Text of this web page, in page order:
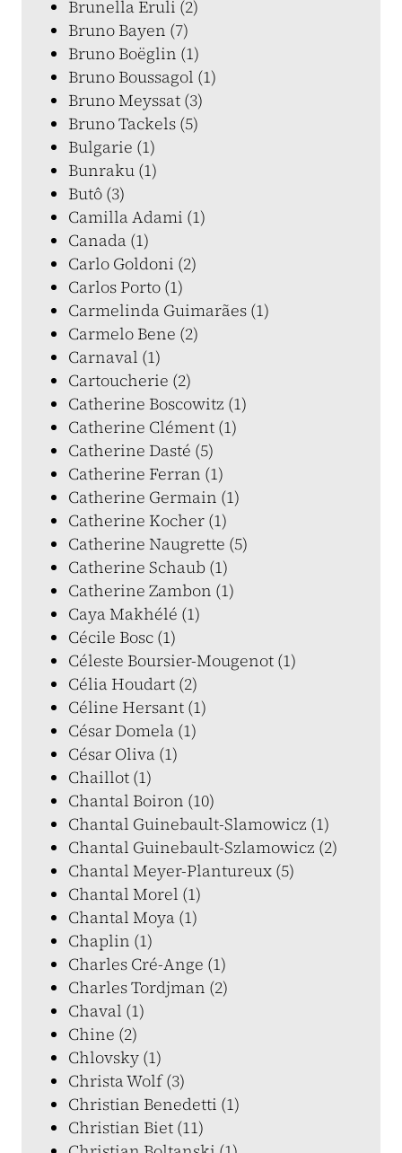
Brunella Eruli (2)
Bruno Bayen (7)
Bruno Boëglin (1)
Bruno Boussagol (1)
Bruno Meyssat (3)
Bruno Tackels (5)
Bulgarie (1)
Bunraku (1)
Butô (3)
Camilla Adami (1)
Canada (1)
Carlo Goldoni (2)
Carlos Porto (1)
Carmelinda Guimarães (1)
Carmelo Bene (2)
Carnaval (1)
Cartoucherie (2)
Catherine Boscowitz (1)
Catherine Clément (1)
Catherine Dasté (5)
Catherine Ferran (1)
Catherine Germain (1)
Catherine Kocher (1)
Catherine Naugrette (5)
Catherine Schaub (1)
Catherine Zambon (1)
Caya Makhélé (1)
Cécile Bosc (1)
Céleste Boursier-Mougenot (1)
Célia Houdart (2)
Céline Hersant (1)
César Domela (1)
César Oliva (1)
Chaillot (1)
Chantal Boiron (10)
Chantal Guinebault-Slamowicz (1)
Chantal Guinebault-Szlamowicz (2)
Chantal Meyer-Plantureux (5)
Chantal Morel (1)
Chantal Moya (1)
Chaplin (1)
Charles Cré-Ange (1)
Charles Tordjman (2)
Chaval (1)
Chine (2)
Chlovsky (1)
Christa Wolf (3)
Christian Benedetti (1)
Christian Biet (11)